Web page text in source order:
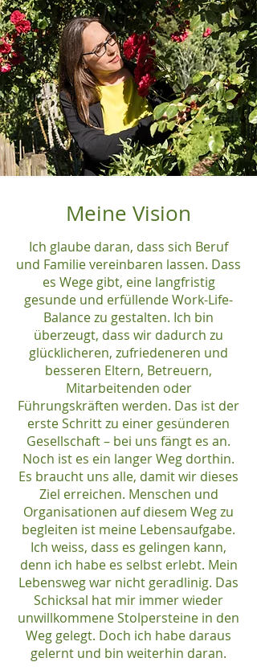
Meine Vision
Ich glaube daran, dass sich Beruf
und Familie vereinbaren lassen. Dass
es Wege gibt, eine langfristig
gesunde und erfüllende Work-Life-
Balance zu gestalten. Ich bin
überzeugt, dass wir dadurch zu
glücklicheren, zufriedeneren und
besseren Eltern, Betreuern,
Mitarbeitenden oder
Führungskräften werden. Das ist der
erste Schritt zu einer gesünderen
Gesellschaft – bei uns fängt es an.
Noch ist es ein langer Weg dorthin.
Es braucht uns alle, damit wir dieses
Ziel erreichen. Menschen und
Organisationen auf diesem Weg zu
begleiten ist meine Lebensaufgabe.
Ich weiss, dass es gelingen kann,
denn ich habe es selbst erlebt. Mein
Lebensweg war nicht geradlinig. Das
Schicksal hat mir immer wieder
unwillkommene Stolpersteine in den
Weg gelegt. Doch ich habe daraus
gelernt und bin weiterhin daran.